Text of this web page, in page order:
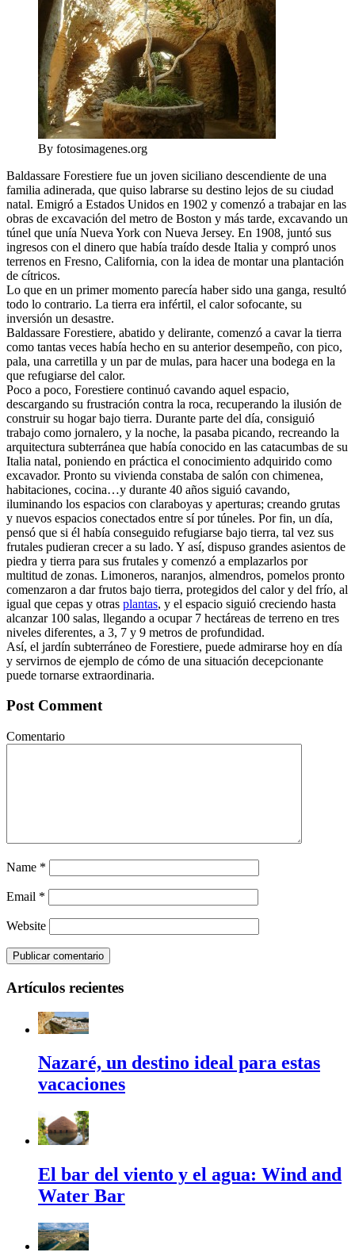
By fotosimagenes.org
Baldassare Forestiere fue un joven siciliano descendiente de una
familia adinerada, que quiso labrarse su destino lejos de su ciudad
natal. Emigró a Estados Unidos en 1902 y comenzó a trabajar en las
obras de excavación del metro de Boston y más tarde, excavando un
túnel que unía Nueva York con Nueva Jersey. En 1908, juntó sus
ingresos con el dinero que había traído desde Italia y compró unos
terrenos en Fresno, California, con la idea de montar una plantación
de cítricos.
Lo que en un primer momento parecía haber sido una ganga, resultó
todo lo contrario. La tierra era infértil, el calor sofocante, su
inversión un desastre.
Baldassare Forestiere, abatido y delirante, comenzó a cavar la tierra
como tantas veces había hecho en su anterior desempeño, con pico,
pala, una carretilla y un par de mulas, para hacer una bodega en la
que refugiarse del calor.
Poco a poco, Forestiere continuó cavando aquel espacio,
descargando su frustración contra la roca, recuperando la ilusión de
construir su hogar bajo tierra. Durante parte del día, consiguió
trabajo como jornalero, y la noche, la pasaba picando, recreando la
arquitectura subterránea que había conocido en las catacumbas de su
Italia natal, poniendo en práctica el conocimiento adquirido como
excavador. Pronto su vivienda constaba de salón con chimenea,
habitaciones, cocina…y durante 40 años siguió cavando,
iluminando los espacios con claraboyas y aperturas; creando grutas
y nuevos espacios conectados entre sí por túneles. Por fin, un día,
pensó que si él había conseguido refugiarse bajo tierra, tal vez sus
frutales pudieran crecer a su lado. Y así, dispuso grandes asientos de
piedra y tierra para sus frutales y comenzó a emplazarlos por
multitud de zonas. Limoneros, naranjos, almendros, pomelos pronto
comenzaron a dar frutos bajo tierra, protegidos del calor y del frío, al
igual que cepas y otras plantas, y el espacio siguió creciendo hasta
alcanzar 100 salas, llegando a ocupar 7 hectáreas de terreno en tres
niveles diferentes, a 3, 7 y 9 metros de profundidad.
Así, el jardín subterráneo de Forestiere, puede admirarse hoy en día
y servirnos de ejemplo de cómo de una situación decepcionante
puede tornarse extraordinaria.
Post Comment
Comentario
Name *
Email *
Website
Artículos recientes
Nazaré, un destino ideal para estas
vacaciones
El bar del viento y el agua: Wind and
Water Bar